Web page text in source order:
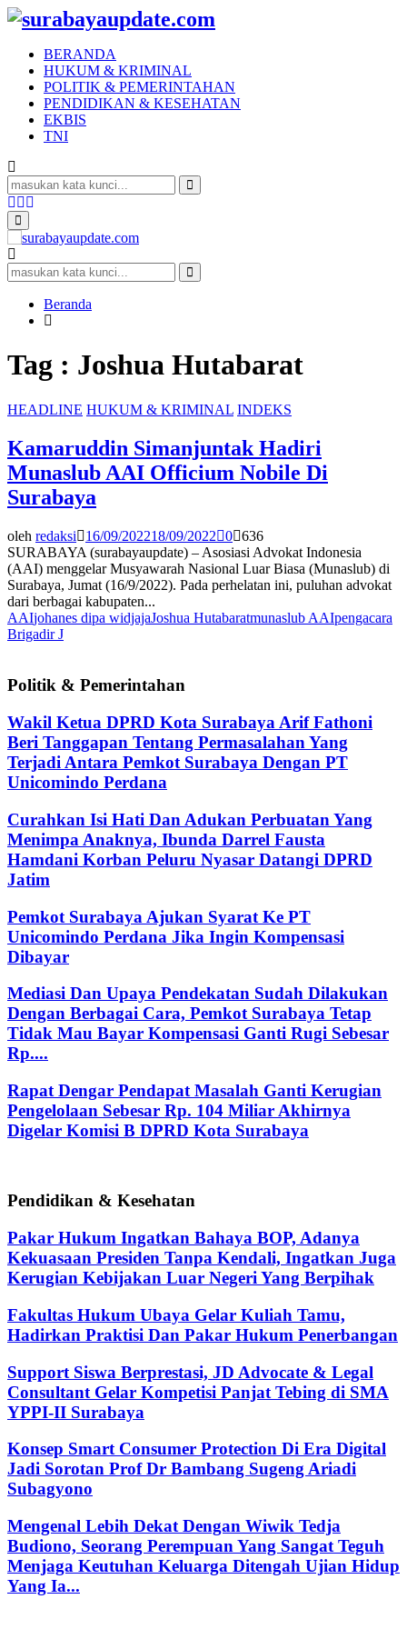
BERANDA
HUKUM & KRIMINAL
POLITIK & PEMERINTAHAN
PENDIDIKAN & KESEHATAN
EKBIS
TNI
Search
for:
Search
Facebook
Twitter
Primary
Menu
Search
for:
Search
Beranda
Tag : Joshua Hutabarat
HEADLINE HUKUM & KRIMINAL INDEKS
Kamaruddin Simanjuntak Hadiri
Munaslub AAI Officium Nobile Di
Surabaya
oleh redaksi 16/09/202218/09/2022 0 636
SURABAYA (surabayaupdate) – Asosiasi Advokat Indonesia
(AAI) menggelar Musyawarah Nasional Luar Biasa (Munaslub) di
Surabaya, Jumat (16/9/2022). Pada perhelatan ini, puluhan advokat
dari berbagai kabupaten...
AAIjohanes dipa widjajaJoshua Hutabaratmunaslub AAIpengacara
Brigadir J
Politik & Pemerintahan
Wakil Ketua DPRD Kota Surabaya Arif Fathoni
Beri Tanggapan Tentang Permasalahan Yang
Terjadi Antara Pemkot Surabaya Dengan PT
Unicomindo Perdana
Curahkan Isi Hati Dan Adukan Perbuatan Yang
Menimpa Anaknya, Ibunda Darrel Fausta
Hamdani Korban Peluru Nyasar Datangi DPRD
Jatim
Pemkot Surabaya Ajukan Syarat Ke PT
Unicomindo Perdana Jika Ingin Kompensasi
Dibayar
Mediasi Dan Upaya Pendekatan Sudah Dilakukan
Dengan Berbagai Cara, Pemkot Surabaya Tetap
Tidak Mau Bayar Kompensasi Ganti Rugi Sebesar
Rp....
Rapat Dengar Pendapat Masalah Ganti Kerugian
Pengelolaan Sebesar Rp. 104 Miliar Akhirnya
Digelar Komisi B DPRD Kota Surabaya
Pendidikan & Kesehatan
Pakar Hukum Ingatkan Bahaya BOP, Adanya
Kekuasaan Presiden Tanpa Kendali, Ingatkan Juga
Kerugian Kebijakan Luar Negeri Yang Berpihak
Fakultas Hukum Ubaya Gelar Kuliah Tamu,
Hadirkan Praktisi Dan Pakar Hukum Penerbangan
Support Siswa Berprestasi, JD Advocate & Legal
Consultant Gelar Kompetisi Panjat Tebing di SMA
YPPI-II Surabaya
Konsep Smart Consumer Protection Di Era Digital
Jadi Sorotan Prof Dr Bambang Sugeng Ariadi
Subagyono
Mengenal Lebih Dekat Dengan Wiwik Tedja
Budiono, Seorang Perempuan Yang Sangat Teguh
Menjaga Keutuhan Keluarga Ditengah Ujian Hidup
Yang Ia...